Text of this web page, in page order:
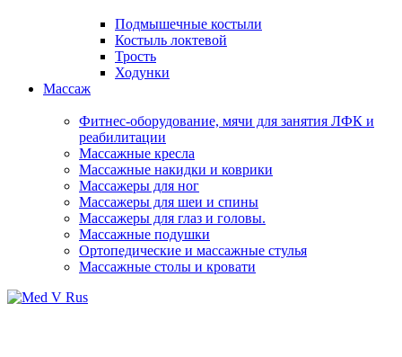
Подмышечные костыли
Костыль локтевой
Трость
Ходунки
Массаж
Фитнес-оборудование, мячи для занятия ЛФК и
реабилитации
Массажные кресла
Массажные накидки и коврики
Массажеры для ног
Массажеры для шеи и спины
Массажеры для глаз и головы.
Массажные подушки
Ортопедические и массажные стулья
Массажные столы и кровати